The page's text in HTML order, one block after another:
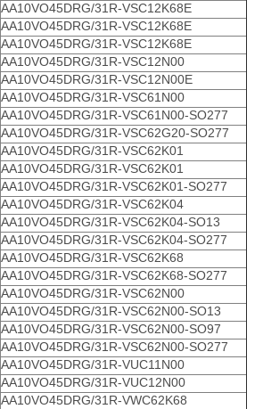
AA10VO45DRG/31R-VSC12K68E
AA10VO45DRG/31R-VSC12K68E
AA10VO45DRG/31R-VSC12K68E
AA10VO45DRG/31R-VSC12N00
AA10VO45DRG/31R-VSC12N00E
AA10VO45DRG/31R-VSC61N00
AA10VO45DRG/31R-VSC61N00-SO277
AA10VO45DRG/31R-VSC62G20-SO277
AA10VO45DRG/31R-VSC62K01
AA10VO45DRG/31R-VSC62K01
AA10VO45DRG/31R-VSC62K01-SO277
AA10VO45DRG/31R-VSC62K04
AA10VO45DRG/31R-VSC62K04-SO13
AA10VO45DRG/31R-VSC62K04-SO277
AA10VO45DRG/31R-VSC62K68
AA10VO45DRG/31R-VSC62K68-SO277
AA10VO45DRG/31R-VSC62N00
AA10VO45DRG/31R-VSC62N00-SO13
AA10VO45DRG/31R-VSC62N00-SO97
AA10VO45DRG/31R-VSC62N00-SO277
AA10VO45DRG/31R-VUC11N00
AA10VO45DRG/31R-VUC12N00
AA10VO45DRG/31R-VWC62K68